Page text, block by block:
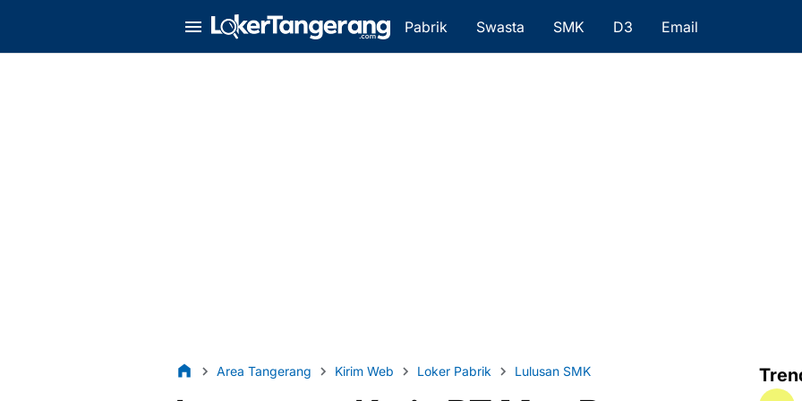
Pabrik Swasta SMK D3 Email
Area Tangerang Kirim Web Loker Pabrik Lulusan SMK